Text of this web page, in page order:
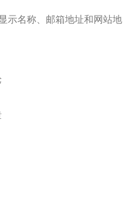
示名称、邮箱地址和网站地